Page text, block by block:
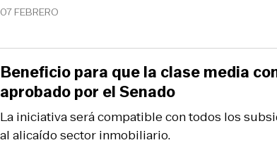
07 FEBRERO
La iniciativa será compatible con todos los
al alicaído sector inmobiliario.
Beneficio para que la clase media
aprobado por el Senado